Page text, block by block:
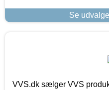
Se
VVS.dk sælger VVS